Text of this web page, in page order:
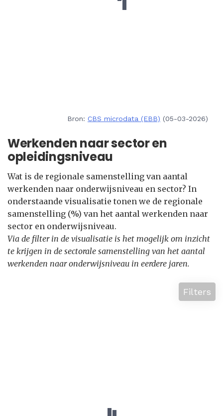
Bron: CBS microdata (EBB) (05-03-2026)
Werkenden naar sector en
opleidingsniveau
Wat is de regionale samenstelling van aantal
werkenden naar onderwijsniveau en sector? In
onderstaande visualisatie tonen we de regionale
samenstelling (%) van het aantal werkenden naar
sector en onderwijsniveau.
Via de filter in de visualisatie is het mogelijk om inzicht
te krijgen in de sectorale samenstelling van het aantal
werkenden naar onderwijsniveau in eerdere jaren.
Filters